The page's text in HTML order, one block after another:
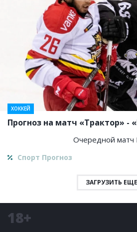
Прогноз на матч «Трактор» -
ХОККЕЙ
Очередной матч
Спорт Прогноз
ЗАГРУЗИТЬ ЕЩЕ
18+